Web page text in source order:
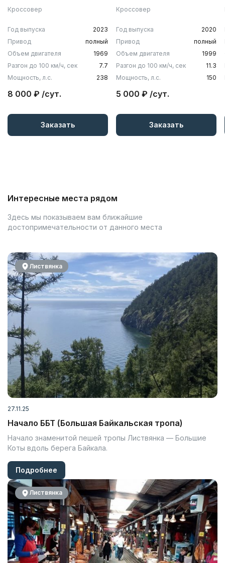
Кроссовер
Год выпуска
2023
Привод
полный
Объем двигателя
1969
Разгон до 100 км/ч, сек
7.7
Мощность, л.с.
238
8 000 ₽ /сут.
Заказать
Кроссовер
Год выпуска
2020
Привод
полный
Объем двигателя
1999
Разгон до 100 км/ч, сек
11.3
Мощность, л.с.
150
5 000 ₽ /сут.
Заказать
Интересные места рядом
Здесь мы показываем вам ближайшие
достопримечательности от данного места
Листвянка
27.11.25
Начало ББТ (Большая Байкальская тропа)
Начало знаменитой пешей тропы Листвянка — Большие
Коты вдоль берега Байкала.
Подробнее
Листвянка